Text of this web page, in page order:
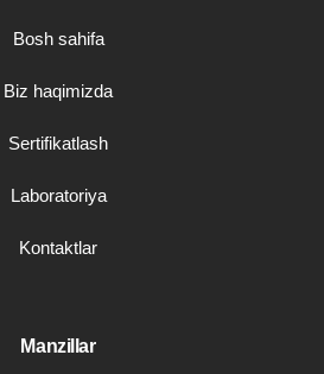
Bosh sahifa
Biz haqimizda
Sertifikatlash
Laboratoriya
Kontaktlar
Manzillar